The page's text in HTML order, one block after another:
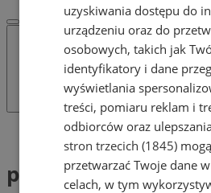
Tag: punkty
punkty (1)
uzyskiwania dostępu do
urządzeniu oraz do
osobowych, takich jak
identyfikatory i dane
wyświetlania
treści, pomiaru reklam i
odbiorców oraz
stron trzecich (1845)
przetwarzać Twoje dane
celach, w tym